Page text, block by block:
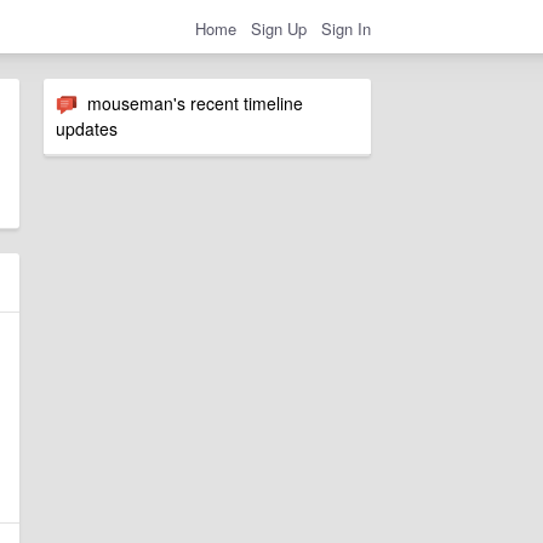
Home Sign Up Sign In
mouseman's recent timeline
updates